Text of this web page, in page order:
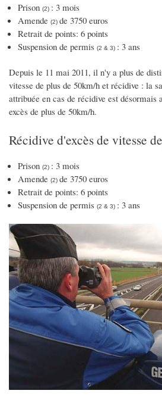
Prison (2) : 3 mois
Amende (2) de 3750 euros
Retrait de points: 6 points
Suspension de permis (2 & 3) : 3 ans
Depuis le 11 mai 2011, il n'y a plus de
vitesse de plus de 50km/h et récidive : la
attribuée en cas de récidive est désormais
excès de plus de 50km/h.
Récidive d'excès de vitesse
Prison (2) : 3 mois
Amende (2) de 3750 euros
Retrait de points: 6 points
Suspension de permis (2 & 3) : 3 ans